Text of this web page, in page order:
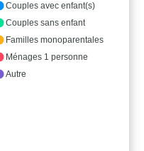
Couples avec enfant(s)
Couples sans enfant
Familles monoparentales
Ménages 1 personne
Autre